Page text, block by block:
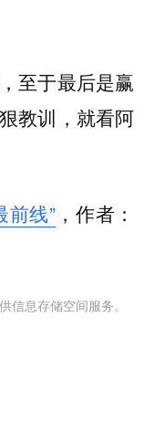
至于最后是赢
教训，就看阿
前线”，作者：
信息存储空间服务。